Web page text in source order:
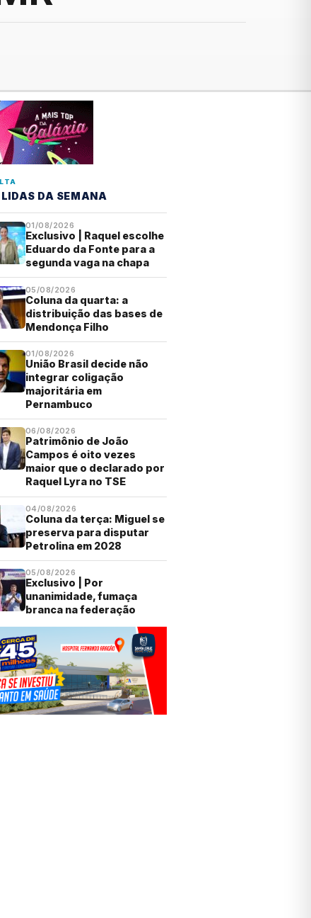
DA SEMANA
01/08/2026
Exclusivo | Raquel escolhe
Eduardo da Fonte para a
segunda vaga na chapa
05/08/2026
Coluna da quarta: a
distribuição das bases de
Mendonça Filho
01/08/2026
União Brasil decide não
integrar coligação
majoritária em
Pernambuco
06/08/2026
Patrimônio de João
Campos é oito vezes
maior que o declarado por
Raquel Lyra no TSE
04/08/2026
Coluna da terça: Miguel se
preserva para disputar
Petrolina em 2028
05/08/2026
Exclusivo | Por
unanimidade, fumaça
branca na federação